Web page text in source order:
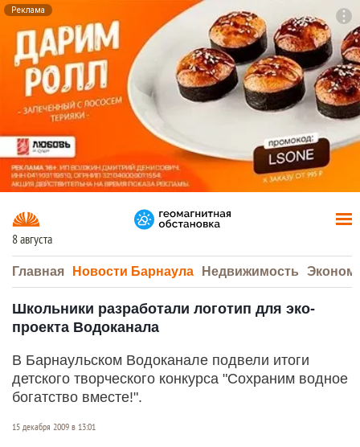
Реклама
8 августа
Главная Новости Барнаула Недвижимость
Школьники разработали логотип для эко-
проекта Водоканала
В Барнаульском Водоканале подвели итоги
детского творческого конкурса "Сохраним водное
богатство вместе!".
15 декабря 2009 в 13:01